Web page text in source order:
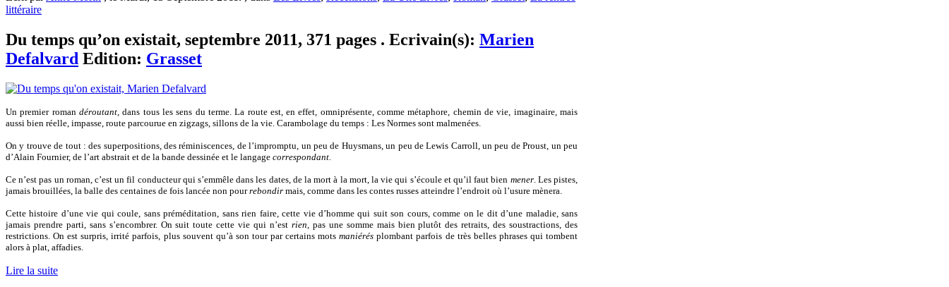
littéraire
Du temps qu’on existait, septembre 2011, 371 pages . Ecrivain(s): Marien
Defalvard Edition: Grasset
Un premier roman déroutant,dans tous les sens du terme. La route est, en effet, omniprésente, comme métaphore, chemin de vie, imaginaire, mais
aussi bien réelle, impasse, route parcourue en zigzags, sillons de la vie. Carambolage du temps : Les Normes sont malmenées.
On y trouve de tout : des superpositions, des réminiscences, de l’impromptu, un peu de Huysmans, un peu de Lewis Carroll, un peu de Proust, un peu
d’Alain Fournier, de l’art abstrait et de la bande dessinée et le langage correspondant.
Ce n’est pas un roman, c’est un fil conducteur qui s’emmêle dans les dates, de la mort à la mort, la vie qui s’écoule et qu’il faut bien mener. Les pistes,
jamais brouillées, la balle des centaines de fois lancée non pourrebondir mais, comme dans les contes russes atteindre l’endroit où l’usure mènera.
Cette histoire d’une vie qui coule, sans préméditation, sans rien faire, cette vie d’homme qui suit son cours, comme on le dit d’une maladie, sans
jamais prendre parti, sans s’encombrer. On suit toute cette vie qui n’est rien, pas une somme mais bien plutôt des retraits, des soustractions, des
restrictions. On est surpris, irrité parfois, plus souvent qu’à son tour par certains motsmaniérésplombant parfois de très belles phrases qui tombent
alors à plat, affadies.
Lire la suite